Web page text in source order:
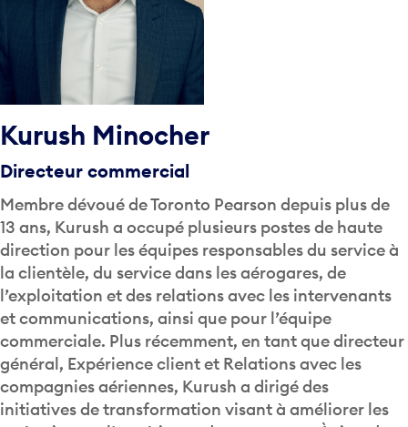
Kurush Minocher
Directeur commercial
Membre dévoué de Toronto Pearson depuis plus de
13 ans, Kurush a occupé plusieurs postes de haute
direction pour les équipes responsables du service à
la clientèle, du service dans les aérogares, de
l’exploitation et des relations avec les intervenants
et communications, ainsi que pour l’équipe
commerciale. Plus récemment, en tant que directeur
général, Expérience client et Relations avec les
compagnies aériennes, Kurush a dirigé des
initiatives de transformation visant à améliorer les